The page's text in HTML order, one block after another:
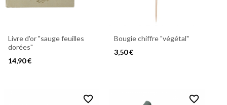
Livre d'or "sauge feuilles
dorées"
14,90 €
Bougie chiffre "végétal"
3,50 €
favorite_border favorite_border